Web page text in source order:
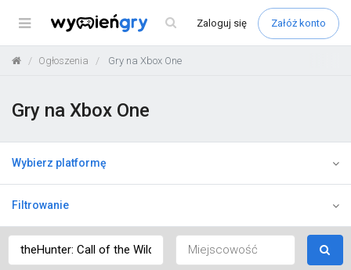
Menu Zaloguj się Załóż konto
Ogłoszenia Gry na Xbox One
Gry na Xbox One
Wybierz platformę
Filtrowanie